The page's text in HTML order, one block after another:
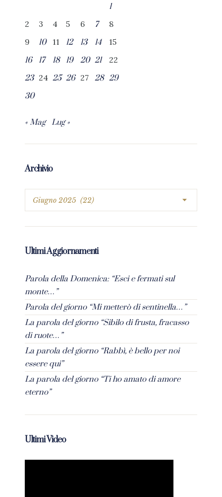
1
2
3 4 5 6 7
8
9
10 11 12 13 14
15
16
17 18 19 20 21
22
23 24 25 26 27 28 29
30
« Mag Lug »
Archivio
Ultimi Aggiornamenti
Parola della Domenica: “Esci e fermati sul
monte…”
Parola del giorno “Mi metterò di sentinella…”
La parola del giorno “Sibilo di frusta, fracasso
di ruote…”
La parola del giorno “Rabbì, è bello per noi
essere qui”
La parola del giorno “Ti ho amato di amore
eterno”
Ultimi Video